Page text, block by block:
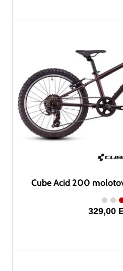
Cube Acid 200
329,00